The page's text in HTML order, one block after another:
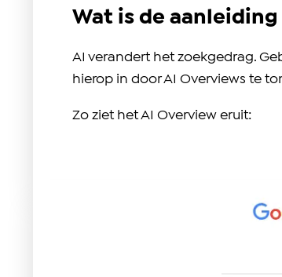
Wat is de
AI verandert het zoekgedrag.
hierop in door AI Overviews te
Zo ziet het AI Overview eruit: